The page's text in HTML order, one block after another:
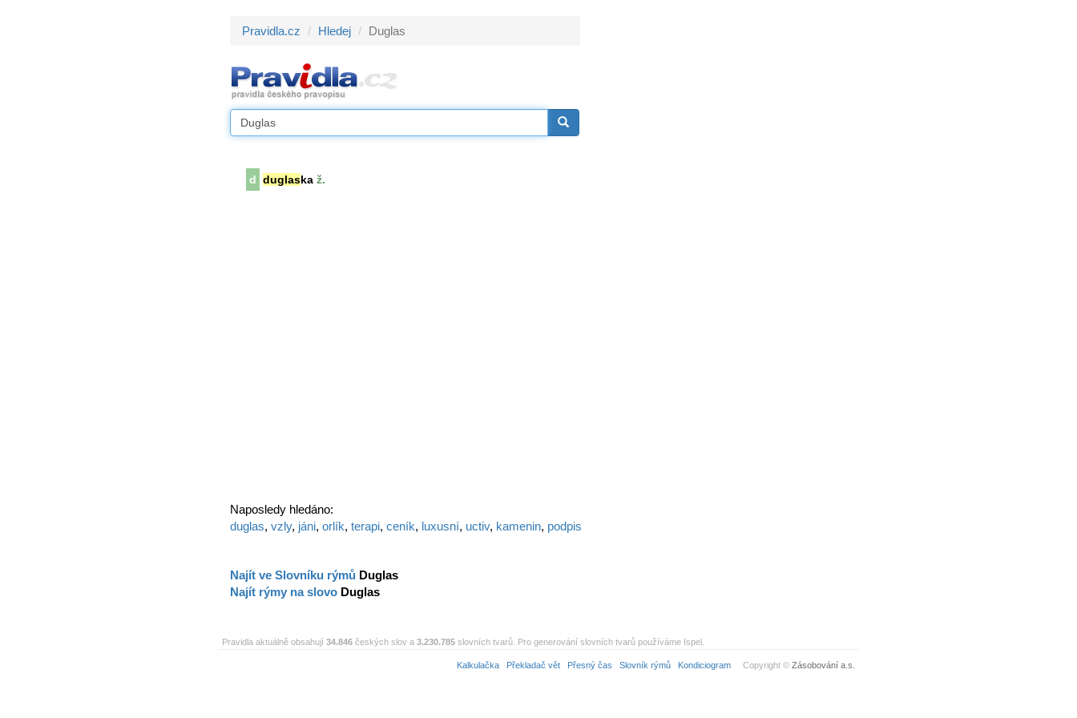
Pravidla.cz Hledej Duglas
d duglaska ž.
Naposledy hledáno:
duglas, vzly, jáni, orlík, terapi, ceník, luxusní, uctiv, kamenin, podpis
Najít ve Slovníku rýmů Duglas
Najít rýmy na slovo Duglas
Pravidla aktuálně obsahují 34.846 českých slov a 3.230.785 slovních tvarů. Pro generování slovních tvarů používáme Ispel.
Kalkulačka Překladač vět Přesný čas Slovník rýmů Kondiciogram Copyright © Zásobování a.s.